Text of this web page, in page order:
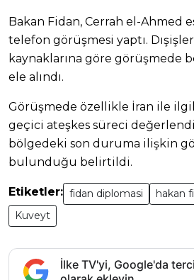
Bakan Fidan, Cerrah el-Ahmed
telefon görüşmesi yaptı.
kaynaklarına göre görüşmede
ele alındı.
Görüşmede özellikle İran ile
geçici ateşkes süreci
bölgedeki son duruma ilişkin
bulunduğu belirtildi.
Etiketler: fidan diplomasi hakan
Kuveyt
İlke TV'yi, Google'da